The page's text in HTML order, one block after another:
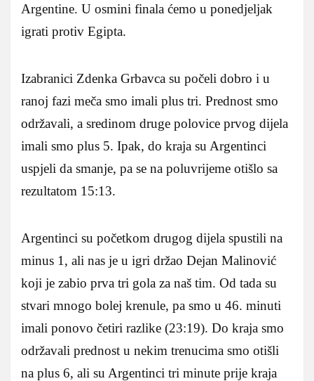
Argentine. U osmini finala ćemo u ponedjeljak
igrati protiv Egipta.
Izabranici Zdenka Grbavca su počeli dobro i u
ranoj fazi meča smo imali plus tri. Prednost smo
održavali, a sredinom druge polovice prvog dijela
imali smo plus 5. Ipak, do kraja su Argentinci
uspjeli da smanje, pa se na poluvrijeme otišlo sa
rezultatom 15:13.
Argentinci su početkom drugog dijela spustili na
minus 1, ali nas je u igri držao Dejan Malinović
koji je zabio prva tri gola za naš tim. Od tada su
stvari mnogo bolej krenule, pa smo u 46. minuti
imali ponovo četiri razlike (23:19). Do kraja smo
održavali prednost u nekim trenucima smo otišli
na plus 6, ali su Argentinci tri minute prije kraja